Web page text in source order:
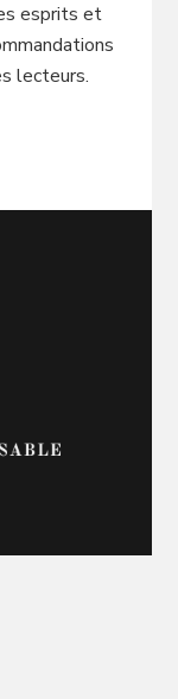
esprits et
lecteurs.